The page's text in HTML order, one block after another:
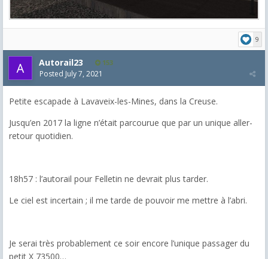
9
Autorail23 153
Posted July 7, 2021
Petite escapade à Lavaveix-les-Mines, dans la Creuse.
Jusqu’en 2017 la ligne n’était parcourue que par un unique aller-
retour quotidien.
18h57 : l’autorail pour Felletin ne devrait plus tarder.
Le ciel est incertain ; il me tarde de pouvoir me mettre à l’abri.
Je serai très probablement ce soir encore l’unique passager du
petit X 73500…